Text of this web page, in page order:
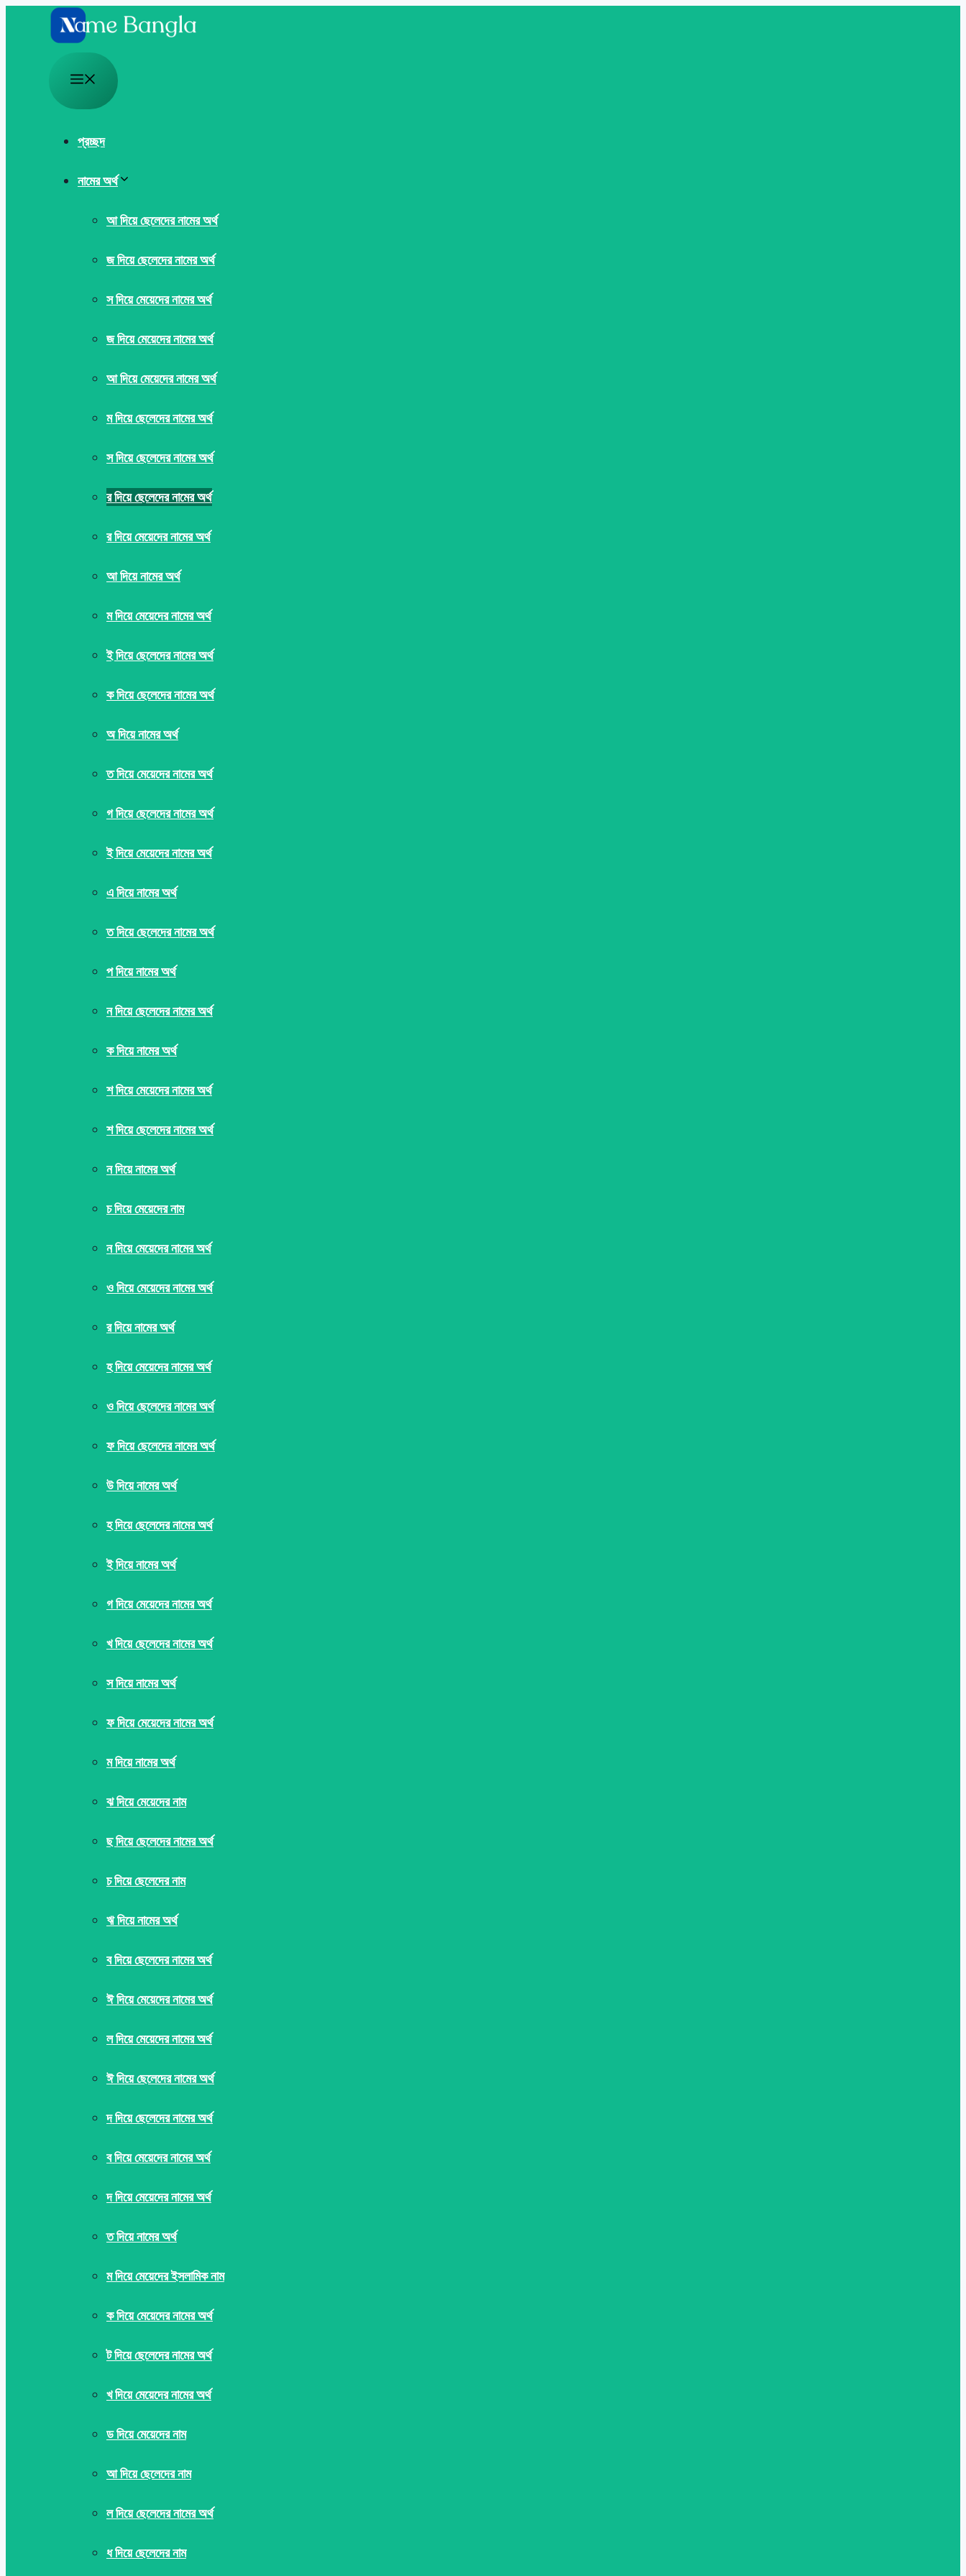
Menu
প্রচ্ছদ
নামের অর্থ
আ দিয়ে ছেলেদের নামের অর্থ
জ দিয়ে ছেলেদের নামের অর্থ
স দিয়ে মেয়েদের নামের অর্থ
জ দিয়ে মেয়েদের নামের অর্থ
আ দিয়ে মেয়েদের নামের অর্থ
ম দিয়ে ছেলেদের নামের অর্থ
স দিয়ে ছেলেদের নামের অর্থ
র দিয়ে ছেলেদের নামের অর্থ
র দিয়ে মেয়েদের নামের অর্থ
আ দিয়ে নামের অর্থ
ম দিয়ে মেয়েদের নামের অর্থ
ই দিয়ে ছেলেদের নামের অর্থ
ক দিয়ে ছেলেদের নামের অর্থ
অ দিয়ে নামের অর্থ
ত দিয়ে মেয়েদের নামের অর্থ
গ দিয়ে ছেলেদের নামের অর্থ
ই দিয়ে মেয়েদের নামের অর্থ
এ দিয়ে নামের অর্থ
ত দিয়ে ছেলেদের নামের অর্থ
প দিয়ে নামের অর্থ
ন দিয়ে ছেলেদের নামের অর্থ
ক দিয়ে নামের অর্থ
শ দিয়ে মেয়েদের নামের অর্থ
শ দিয়ে ছেলেদের নামের অর্থ
ন দিয়ে নামের অর্থ
চ দিয়ে মেয়েদের নাম
ন দিয়ে মেয়েদের নামের অর্থ
ও দিয়ে মেয়েদের নামের অর্থ
র দিয়ে নামের অর্থ
হ দিয়ে মেয়েদের নামের অর্থ
ও দিয়ে ছেলেদের নামের অর্থ
ফ দিয়ে ছেলেদের নামের অর্থ
উ দিয়ে নামের অর্থ
হ দিয়ে ছেলেদের নামের অর্থ
ই দিয়ে নামের অর্থ
গ দিয়ে মেয়েদের নামের অর্থ
খ দিয়ে ছেলেদের নামের অর্থ
স দিয়ে নামের অর্থ
ফ দিয়ে মেয়েদের নামের অর্থ
ম দিয়ে নামের অর্থ
ঝ দিয়ে মেয়েদের নাম
ছ দিয়ে ছেলেদের নামের অর্থ
চ দিয়ে ছেলেদের নাম
ঋ দিয়ে নামের অর্থ
ব দিয়ে ছেলেদের নামের অর্থ
ঈ দিয়ে মেয়েদের নামের অর্থ
ল দিয়ে মেয়েদের নামের অর্থ
ঈ দিয়ে ছেলেদের নামের অর্থ
দ দিয়ে ছেলেদের নামের অর্থ
ব দিয়ে মেয়েদের নামের অর্থ
দ দিয়ে মেয়েদের নামের অর্থ
ত দিয়ে নামের অর্থ
ম দিয়ে মেয়েদের ইসলামিক নাম
ক দিয়ে মেয়েদের নামের অর্থ
ট দিয়ে ছেলেদের নামের অর্থ
খ দিয়ে মেয়েদের নামের অর্থ
ড দিয়ে মেয়েদের নাম
আ দিয়ে ছেলেদের নাম
ল দিয়ে ছেলেদের নামের অর্থ
ধ দিয়ে ছেলেদের নাম